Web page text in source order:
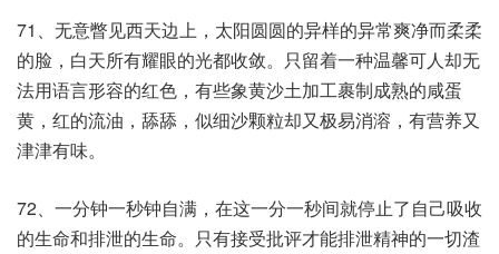
71、无意瞥见西天边上，太阳圆圆的异样的异常爽净而柔柔
的脸，白天所有耀眼的光都收敛。只留着一种温馨可人却无
法用语言形容的红色，有些象黄沙土加工裹制成熟的咸蛋
黄，红的流油，舔舔，似细沙颗粒却又极易消溶，有营养又
津津有味。
72、一分钟一秒钟自满，在这一分一秒间就停止了自己吸收
的生命和排泄的生命。只有接受批评才能排泄精神的一切渣